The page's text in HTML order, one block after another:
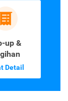
up &
Detail